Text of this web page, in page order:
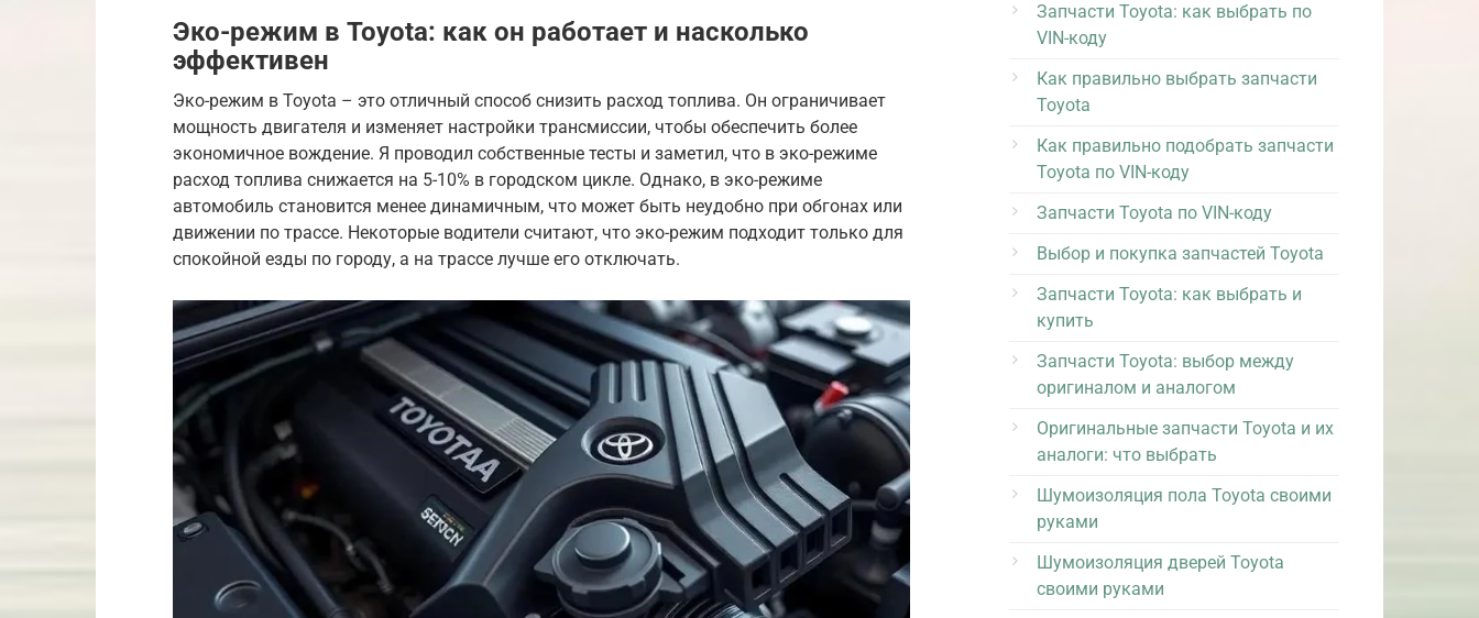
Эко-режим в Toyota: как он работает и насколько
эффективен
Эко-режим в Toyota – это отличный способ снизить расход топлива. Он ограничивает
мощность двигателя и изменяет настройки трансмиссии, чтобы обеспечить более
экономичное вождение. Я проводил собственные тесты и заметил, что в эко-режиме
расход топлива снижается на 5-10% в городском цикле. Однако, в эко-режиме
автомобиль становится менее динамичным, что может быть неудобно при обгонах или
движении по трассе. Некоторые водители считают, что эко-режим подходит только для
спокойной езды по городу, а на трассе лучше его отключать.
Запчасти Toyota: как выбрать по
VIN-коду
Как правильно выбрать запчасти
Toyota
Как правильно подобрать запчасти
Toyota по VIN-коду
Запчасти Toyota по VIN-коду
Выбор и покупка запчастей Toyota
Запчасти Toyota: как выбрать и
купить
Запчасти Toyota: выбор между
оригиналом и аналогом
Оригинальные запчасти Toyota и их
аналоги: что выбрать
Шумоизоляция пола Toyota своими
руками
Шумоизоляция дверей Toyota
своими руками